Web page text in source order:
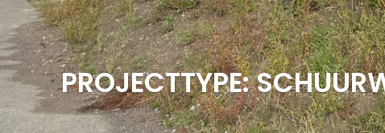
PROJECTTYPE: